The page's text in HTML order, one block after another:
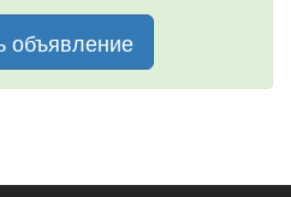
объявление